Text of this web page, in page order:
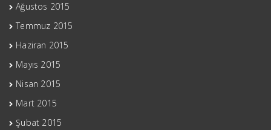
Ağustos 2015
Temmuz 2015
Haziran 2015
Mayıs 2015
Nisan 2015
Mart 2015
Şubat 2015